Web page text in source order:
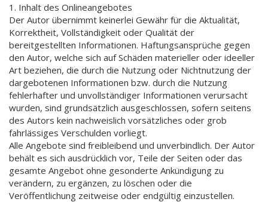
1. Inhalt des Onlineangebotes
Der Autor übernimmt keinerlei Gewähr für die Aktualität,
Korrektheit, Vollständigkeit oder Qualität der
bereitgestellten Informationen. Haftungsansprüche gegen
den Autor, welche sich auf Schäden materieller oder ideeller
Art beziehen, die durch die Nutzung oder Nichtnutzung der
dargebotenen Informationen bzw. durch die Nutzung
fehlerhafter und unvollständiger Informationen verursacht
wurden, sind grundsätzlich ausgeschlossen, sofern seitens
des Autors kein nachweislich vorsätzliches oder grob
fahrlässiges Verschulden vorliegt.
Alle Angebote sind freibleibend und unverbindlich. Der Autor
behält es sich ausdrücklich vor, Teile der Seiten oder das
gesamte Angebot ohne gesonderte Ankündigung zu
verändern, zu ergänzen, zu löschen oder die
Veröffentlichung zeitweise oder endgültig einzustellen.